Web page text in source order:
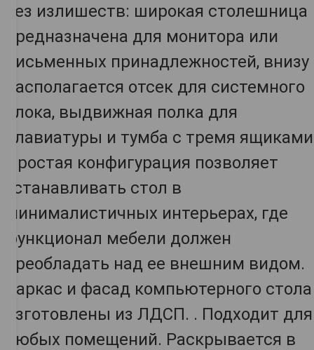
без излишеств: широкая столешница
предназначена для монитора или
письменных принадлежностей, внизу
располагается отсек для системного
блока, выдвижная полка для
клавиатуры и тумба с тремя
Простая конфигурация позволяет
устанавливать стол в
минималистичных интерьерах, где
функционал мебели должен
преобладать над ее внешним видом.
Каркас и фасад компьютерного стола
изготовлены из ЛДСП. . Подходит для
любых помещений. Раскрывается в